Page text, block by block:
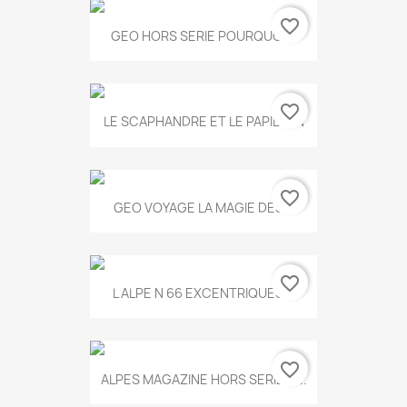
GEO HORS SERIE POURQUOI...
favorite_border
LE SCAPHANDRE ET LE PAPILLON
favorite_border
GEO VOYAGE LA MAGIE DES...
favorite_border
L ALPE N 66 EXCENTRIQUES...
favorite_border
ALPES MAGAZINE HORS SERIE N...
favorite_border